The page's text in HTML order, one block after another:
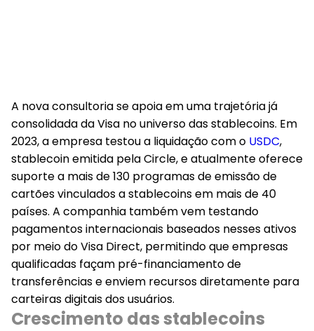
A nova consultoria se apoia em uma trajetória já
consolidada da Visa no universo das stablecoins. Em
2023, a empresa testou a liquidação com o USDC,
stablecoin emitida pela Circle, e atualmente oferece
suporte a mais de 130 programas de emissão de
cartões vinculados a stablecoins em mais de 40
países. A companhia também vem testando
pagamentos internacionais baseados nesses ativos
por meio do Visa Direct, permitindo que empresas
qualificadas façam pré-financiamento de
transferências e enviem recursos diretamente para
carteiras digitais dos usuários.
Crescimento das stablecoins